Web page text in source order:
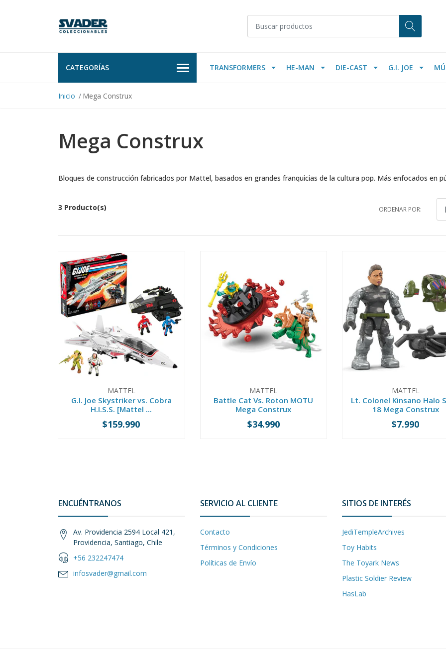
CATEGORÍAS TRANSFORMERS HE-MAN DIE-CAST G.I. JOE
Inicio Mega Construx
Mega Construx
Bloques de construcción fabricados por Mattel, basados en grandes franquicias de la cultura pop. Más enfocados en
3 Producto(s) ORDENAR POR:
MATTEL
G.I. Joe Skystriker vs. Cobra
H.I.S.S. [Mattel ...
+
$159.990
MATTEL
Battle Cat Vs. Roton MOTU
Mega Construx
+
$34.990
MATTEL
Lt. Colonel Kinsano Halo
18 Mega Construx
+
$7.990
ENCUÉNTRANOS
Av. Providencia 2594 Local 421,
Providencia, Santiago, Chile
+56 232247474
infosvader@gmail.com
SERVICIO AL CLIENTE
Contacto
Términos y Condiciones
Políticas de Envío
SITIOS DE INTERÉS
JediTempleArchives
Toy Habits
The Toyark News
Plastic Soldier Review
HasLab